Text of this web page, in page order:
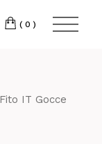
(0)
IT Gocce